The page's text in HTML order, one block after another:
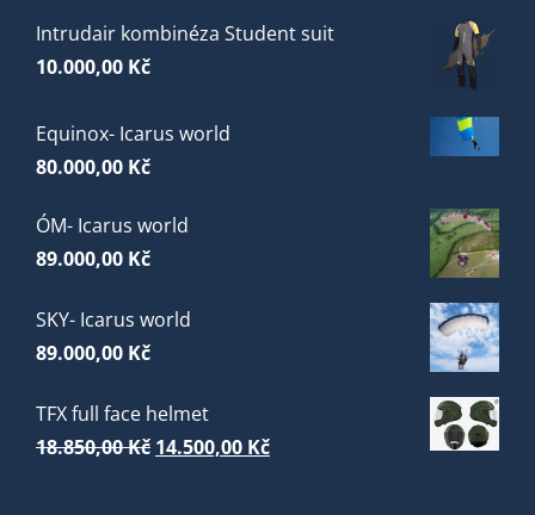
Intrudair kombinéza Student suit
10.000,00 Kč
Equinox- Icarus world
80.000,00 Kč
ÓM- Icarus world
89.000,00 Kč
SKY- Icarus world
89.000,00 Kč
TFX full face helmet
18.850,00Kč Původní
14.500,00 KčAktuální